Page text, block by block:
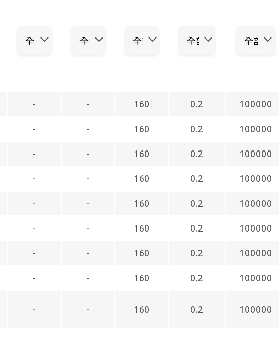
- - 160 0.2 100000
- - 160 0.2 100000
- - 160 0.2 100000
- - 160 0.2 100000
- - 160 0.2 100000
- - 160 0.2 100000
- - 160 0.2 100000
- - 160 0.2 100000
- - 160 0.2 100000